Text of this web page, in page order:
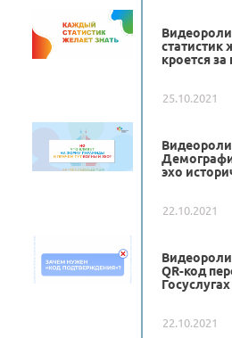
статистик
кроется
25.10.2021
эхо
22.10.2021
QR-код
Госуслугах
22.10.2021